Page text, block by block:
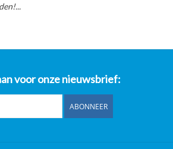
voor onze nieuwsbrief:
ABONNEER